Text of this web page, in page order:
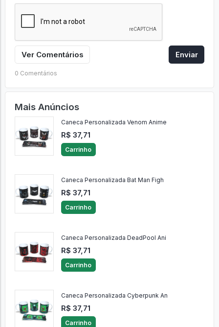
Ver Comentários Enviar
0 Comentários
Mais Anúncios
Caneca Personalizada Venom Anime
R$ 37,71
Carrinho
Caneca Personalizada Bat Man Figh
R$ 37,71
Carrinho
Caneca Personalizada DeadPool Ani
R$ 37,71
Carrinho
Caneca Personalizada Cyberpunk An
R$ 37,71
Carrinho